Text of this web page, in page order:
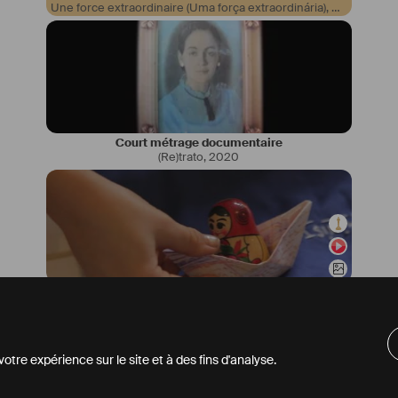
expérience sur le site et à des fins d'analyse.
Une force extraordinaire (Uma força extraordinária), 2019
Court métrage documentaire
(Re)trato,2020